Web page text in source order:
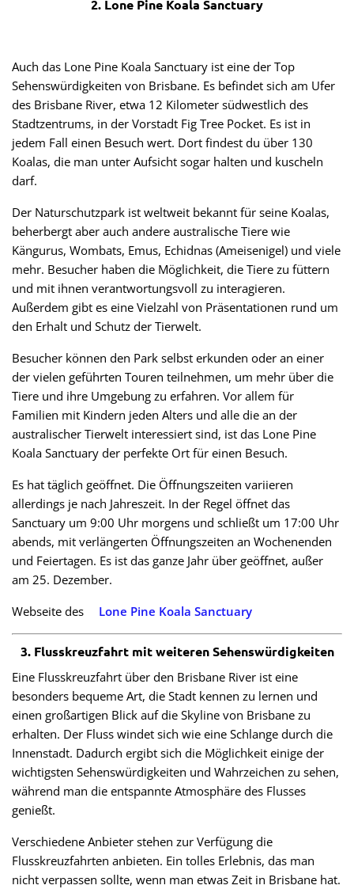
2. Lone Pine Koala Sanctuary
Auch das Lone Pine Koala Sanctuary ist eine der Top
Sehenswürdigkeiten von Brisbane. Es befindet sich am Ufer
des Brisbane River, etwa 12 Kilometer südwestlich des
Stadtzentrums, in der Vorstadt Fig Tree Pocket. Es ist in
jedem Fall einen Besuch wert. Dort findest du über 130
Koalas, die man unter Aufsicht sogar halten und kuscheln
darf.
Der Naturschutzpark ist weltweit bekannt für seine Koalas,
beherbergt aber auch andere australische Tiere wie
Kängurus, Wombats, Emus, Echidnas (Ameisenigel) und viele
mehr. Besucher haben die Möglichkeit, die Tiere zu füttern
und mit ihnen verantwortungsvoll zu interagieren.
Außerdem gibt es eine Vielzahl von Präsentationen rund um
den Erhalt und Schutz der Tierwelt.
Besucher können den Park selbst erkunden oder an einer
der vielen geführten Touren teilnehmen, um mehr über die
Tiere und ihre Umgebung zu erfahren. Vor allem für
Familien mit Kindern jeden Alters und alle die an der
australischer Tierwelt interessiert sind, ist das Lone Pine
Koala Sanctuary der perfekte Ort für einen Besuch.
Es hat täglich geöffnet. Die Öffnungszeiten variieren
allerdings je nach Jahreszeit. In der Regel öffnet das
Sanctuary um 9:00 Uhr morgens und schließt um 17:00 Uhr
abends, mit verlängerten Öffnungszeiten an Wochenenden
und Feiertagen. Es ist das ganze Jahr über geöffnet, außer
am 25. Dezember.
Webseite des
Lone Pine Koala Sanctuary
3. Flusskreuzfahrt mit weiteren Sehenswürdigkeiten
Eine Flusskreuzfahrt über den Brisbane River ist eine
besonders bequeme Art, die Stadt kennen zu lernen und
einen großartigen Blick auf die Skyline von Brisbane zu
erhalten. Der Fluss windet sich wie eine Schlange durch die
Innenstadt. Dadurch ergibt sich die Möglichkeit einige der
wichtigsten Sehenswürdigkeiten und Wahrzeichen zu sehen,
während man die entspannte Atmosphäre des Flusses
genießt.
Verschiedene Anbieter stehen zur Verfügung die
Flusskreuzfahrten anbieten. Ein tolles Erlebnis, das man
nicht verpassen sollte, wenn man etwas Zeit in Brisbane hat.